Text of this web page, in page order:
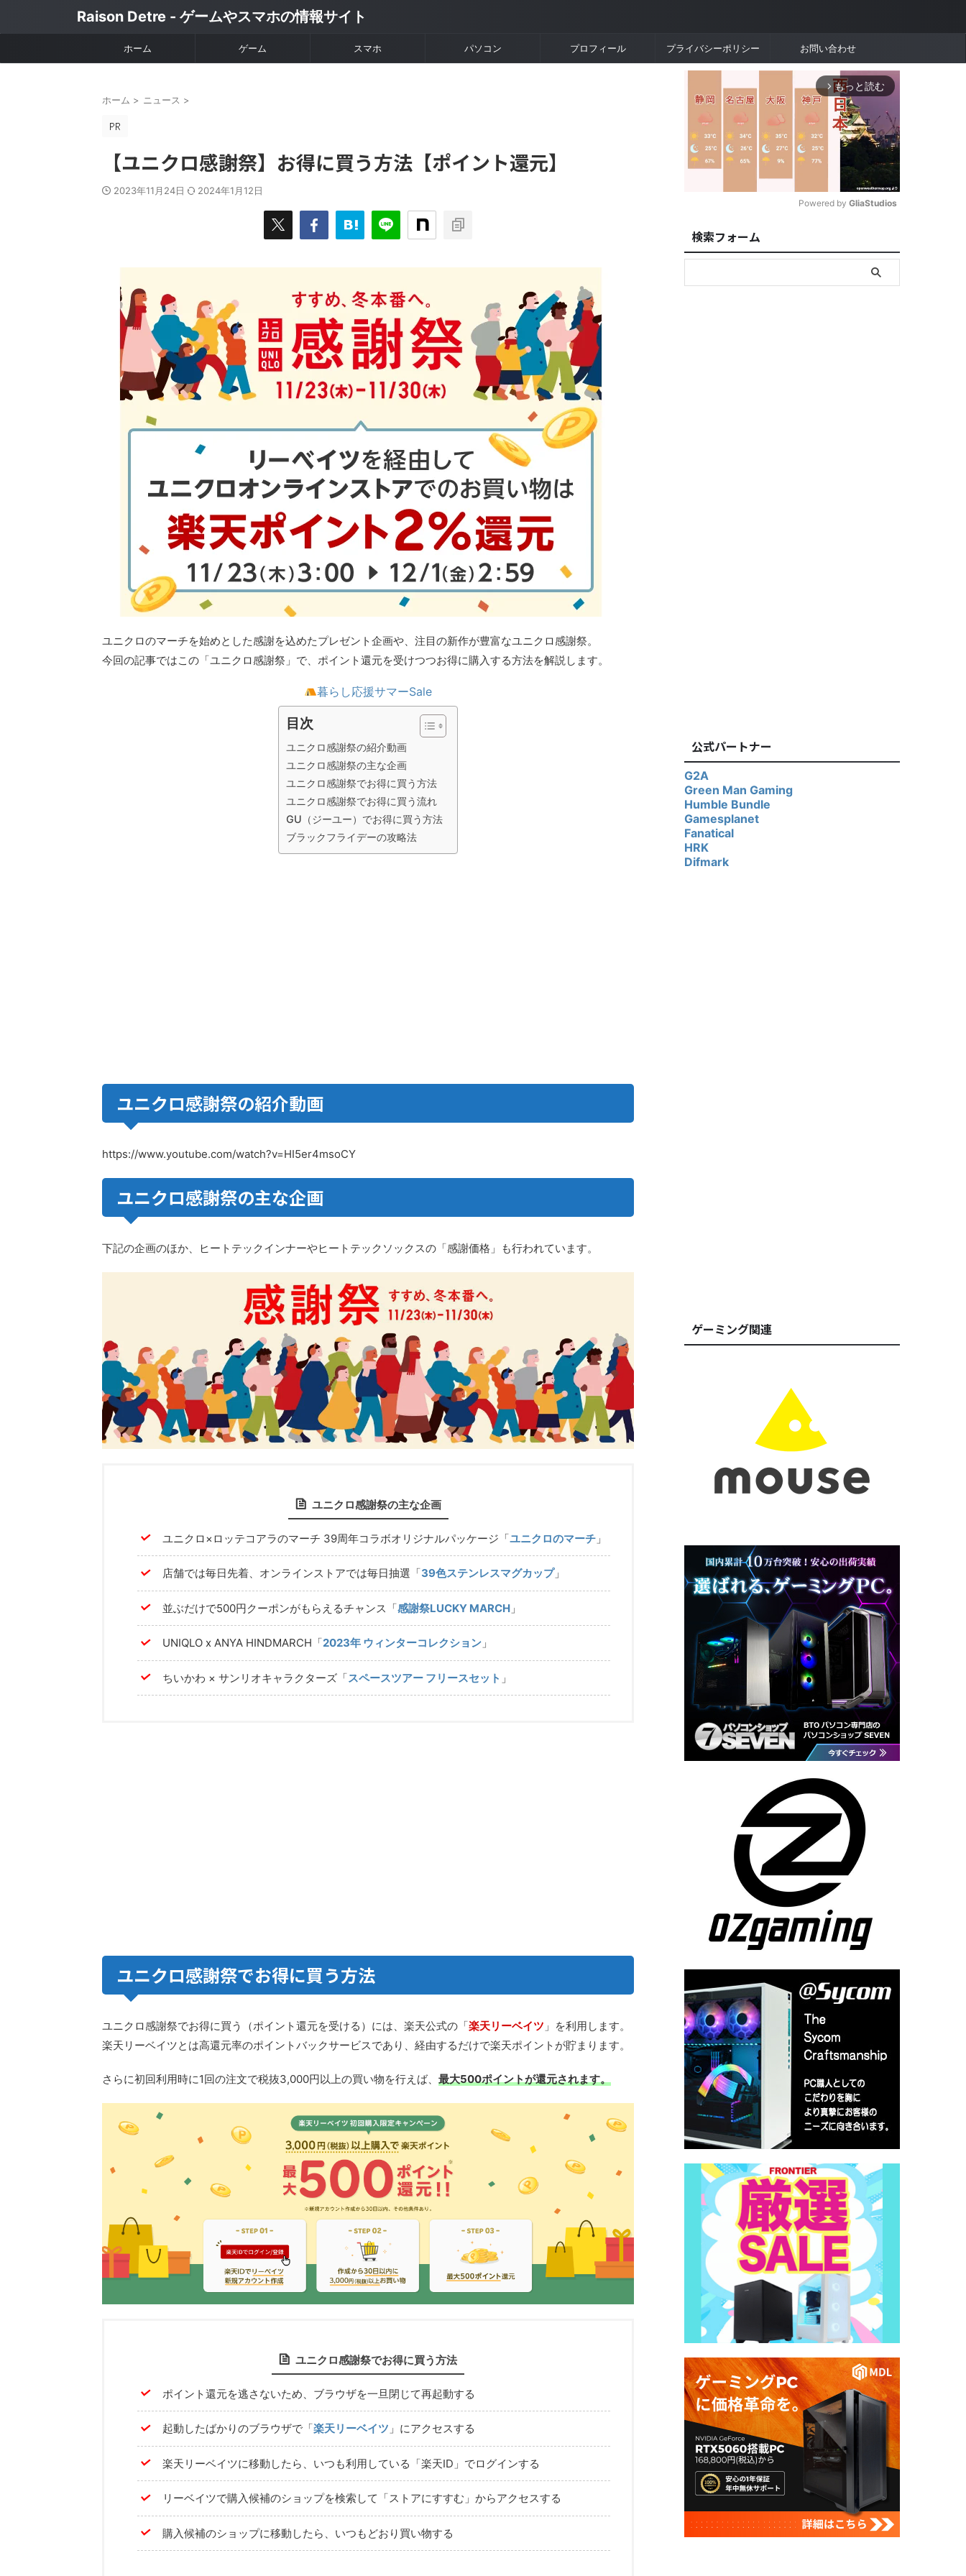
Raison Detre - ゲームやスマホの情報サイト
ホーム ゲーム スマホ パソコン プロフィール プライバシーポリシー お問い合わせ
ホーム > ニュース >
【ユニクロ感謝祭】お得に買う方法【ポイント還元】
2023年11月24日 2024年1月12日
ユニクロのマーチを始めとした感謝を込めたプレゼント企画や、注目の新作が豊富なユニクロ感謝祭。
今回の記事ではこの「ユニクロ感謝祭」で、ポイント還元を受けつつお得に購入する方法を解説します。
暮らし応援サマーSale
目次
ユニクロ感謝祭の紹介動画
ユニクロ感謝祭の主な企画
ユニクロ感謝祭でお得に買う方法
ユニクロ感謝祭でお得に買う流れ
GU（ジーユー）でお得に買う方法
ブラックフライデーの攻略法
ユニクロ感謝祭の紹介動画
https://www.youtube.com/watch?v=HI5er4msoCY
ユニクロ感謝祭の主な企画
下記の企画のほか、ヒートテックインナーやヒートテックソックスの「感謝価格」も行われています。
ユニクロ感謝祭の主な企画
ユニクロ×ロッテコアラのマーチ 39周年コラボオリジナルパッケージ「ユニクロのマーチ 」
店舗では毎日先着、オンラインストアでは毎日抽選「39色ステンレスマグカップ」
並ぶだけで500円クーポンがもらえるチャンス「感謝祭LUCKY MARCH 」
UNIQLO x ANYA HINDMARCH「2023年 ウィンターコレクション 」
ちいかわ × サンリオキャラクターズ「スペースツアー フリースセット 」
ユニクロ感謝祭でお得に買う方法
ユニクロ感謝祭でお得に買う（ポイント還元を受ける）には、楽天公式の「楽天リーベイツ 」を利用します。
楽天リーベイツとは高還元率のポイントバックサービスであり、経由するだけで楽天ポイントが貯まります。
さらに初回利用時に1回の注文で税抜3,000円以上の買い物を行えば、 最大500ポイントが還元されます。
ユニクロ感謝祭でお得に買う方法
ポイント還元を逃さないため、ブラウザを一旦閉じて再起動する
起動したばかりのブラウザで「楽天リーベイツ 」にアクセスする
楽天リーベイツに移動したら、いつも利用している「楽天ID」でログインする
リーベイツで購入候補のショップを検索して「ストアにすすむ」からアクセスする
購入候補のショップに移動したら、いつもどおり買い物する
arrow_forward_ios もっと読む
u
t
Powered by GliaStudios
検索フォーム
公式パートナー
G2A
Green Man Gaming
Humble Bundle
Gamesplanet
Fanatical
HRK
Difmark
ゲーミング関連